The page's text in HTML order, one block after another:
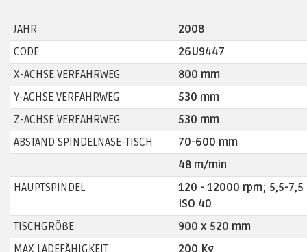
JAHR
2008
CODE
26U9447
X-ACHSE VERFAHRWEG
800 mm
Y-ACHSE VERFAHRWEG
530 mm
Z-ACHSE VERFAHRWEG
530 mm
ABSTAND SPINDELNASE-TISCH
70-600 mm
48 m/min
HAUPTSPINDEL
120 - 12000 rpm; 5,5-7,5
ISO 40
TISCHGRÖßE
900 x 520 mm